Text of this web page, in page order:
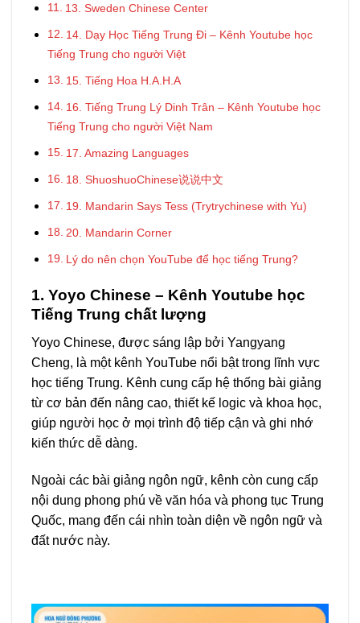
13. Sweden Chinese Center
14. Dạy Học Tiếng Trung Đi – Kênh Youtube học
Tiếng Trung cho người Việt
15. Tiếng Hoa H.A.H.A
16. Tiếng Trung Lý Dinh Trân – Kênh Youtube học
Tiếng Trung cho người Việt Nam
17. Amazing Languages
18. ShuoshuoChinese说说中文
19. Mandarin Says Tess (Trytrychinese with Yu)
20. Mandarin Corner
Lý do nên chọn YouTube để học tiếng Trung?
1. Yoyo Chinese – Kênh Youtube học
Tiếng Trung chất lượng
Yoyo Chinese, được sáng lập bởi Yangyang
Cheng, là một kênh YouTube nổi bật trong lĩnh vực
học tiếng Trung. Kênh cung cấp hệ thống bài giảng
từ cơ bản đến nâng cao, thiết kế logic và khoa học,
giúp người học ở mọi trình độ tiếp cận và ghi nhớ
kiến thức dễ dàng.
Ngoài các bài giảng ngôn ngữ, kênh còn cung cấp
nội dung phong phú về văn hóa và phong tục Trung
Quốc, mang đến cái nhìn toàn diện về ngôn ngữ và
đất nước này.